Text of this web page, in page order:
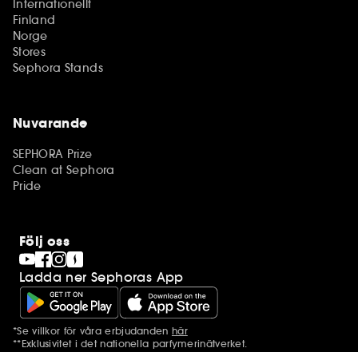
Internationellt
Finland
Norge
Stores
Sephora Stands
Nuvarande
SEPHORA Prize
Clean at Sephora
Pride
Följ oss
Ladda ner Sephoras App
Ytterligare information
*Se villkor för våra erbjudanden här
**Exklusivitet i det nationella parfymerinätverket.